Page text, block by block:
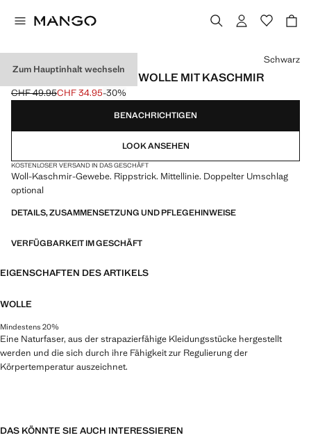
Zum Hauptinhalt wechseln
GERIPPTE MÜTZE AUS WOLLE MIT KASCHMIR
Ausgangspreis durchgestrichen [CHF 49.95 ]
CHF 49.95
Aktueller Preis [CHF 34.95 ]
CHF 34.95-30%
Wählen Sie eine Farbe
Schwarz
BENACHRICHTIGEN
LOOK ANSEHEN
KOSTENLOSER VERSAND IN DAS GESCHÄFT
Woll-Kaschmir-Gewebe. Rippstrick. Mittellinie. Doppelter Umschlag
optional
DETAILS, ZUSAMMENSETZUNG UND PFLEGEHINWEISE
VERFÜGBARKEIT IM GESCHÄFT
EIGENSCHAFTEN DES ARTIKELS
WOLLE
Mindestens 20%
Eine Naturfaser, aus der strapazierfähige Kleidungsstücke hergestellt
werden und die sich durch ihre Fähigkeit zur Regulierung der
Körpertemperatur auszeichnet.
DAS KÖNNTE SIE AUCH INTERESSIEREN